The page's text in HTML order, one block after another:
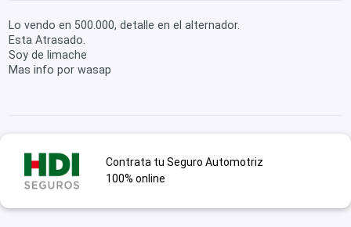
Lo vendo en 500.000, detalle en el alternador.
Esta Atrasado.
Soy de limache
Mas info por wasap
Contrata tu Seguro Automotriz
100% online